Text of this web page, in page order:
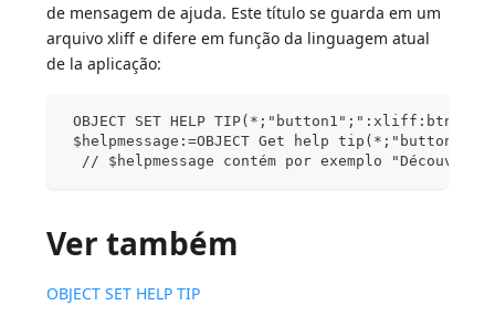
de mensagem de ajuda. Este título se guarda em um
arquivo xliff e difere em função da linguagem atual
de la aplicação:
OBJECT SET HELP
$helpmessage:=OBJECT Get help tip(*;"button1")
// $helpmessage contém por exemplo
Ver também
OBJECT SET HELP TIP